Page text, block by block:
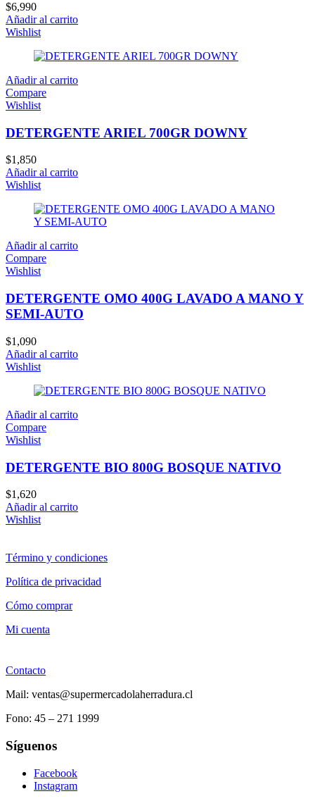
$6,990
Añadir al carrito
Wishlist
Añadir al carrito
Compare
Wishlist
DETERGENTE ARIEL 700GR DOWNY
$1,850
Añadir al carrito
Wishlist
Añadir al carrito
Compare
Wishlist
DETERGENTE OMO 400G LAVADO A MANO Y
SEMI-AUTO
$1,090
Añadir al carrito
Wishlist
Añadir al carrito
Compare
Wishlist
DETERGENTE BIO 800G BOSQUE NATIVO
$1,620
Añadir al carrito
Wishlist
Término y condiciones
Política de privacidad
Cómo comprar
Mi cuenta
Contacto
Mail: ventas@supermercadolaherradura.cl
Fono: 45 – 271 1999
Síguenos
Facebook
Instagram